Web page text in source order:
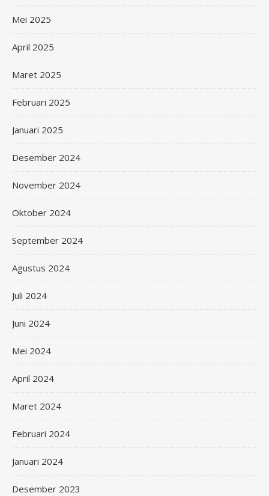
Mei 2025
April 2025
Maret 2025
Februari 2025
Januari 2025
Desember 2024
November 2024
Oktober 2024
September 2024
Agustus 2024
Juli 2024
Juni 2024
Mei 2024
April 2024
Maret 2024
Februari 2024
Januari 2024
Desember 2023